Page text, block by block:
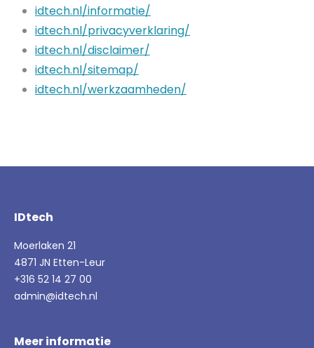
idtech.nl/informatie/
idtech.nl/privacyverklaring/
idtech.nl/disclaimer/
idtech.nl/sitemap/
idtech.nl/werkzaamheden/
IDtech
Moerlaken 21
4871 JN Etten-Leur
+316 52 14 27 00
admin@idtech.nl
Meer informatie